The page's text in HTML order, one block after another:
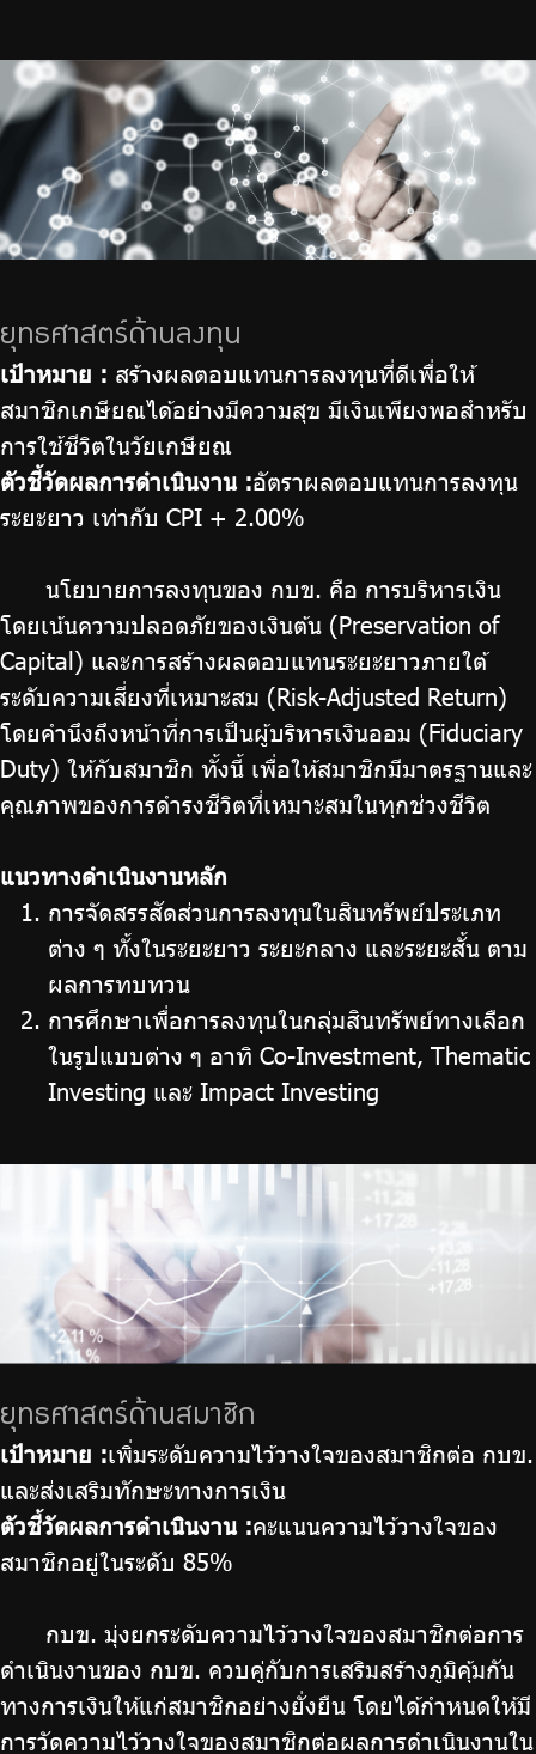
ยุทธศาสตร์ด้านลงทุน
เป้าหมาย : สร้างผลตอบแทนการลงทุนที่ดีเพื่อให้
สมาชิกเกษียณได้อย่างมีความสุข มีเงินเพียงพอสำหรับ
การใช้ชีวิตในวัยเกษียณ
ตัวชี้วัดผลการดำเนินงาน :อัตราผลตอบแทนการลงทุน
ระยะยาว เท่ากับ CPI + 2.00%
นโยบายการลงทุนของ กบข. คือ การบริหารเงิน
โดยเน้นความปลอดภัยของเงินต้น (Preservation of
Capital) และการสร้างผลตอบแทนระยะยาวภายใต้
ระดับความเสี่ยงที่เหมาะสม (Risk-Adjusted Return)
โดยคำนึงถึงหน้าที่การเป็นผู้บริหารเงินออม (Fiduciary
Duty) ให้กับสมาชิก ทั้งนี้ เพื่อให้สมาชิกมีมาตรฐานและ
คุณภาพของการดำรงชีวิตที่เหมาะสมในทุกช่วงชีวิต
แนวทางดำเนินงานหลัก
การจัดสรรสัดส่วนการลงทุนในสินทรัพย์ประเภท
ต่าง ๆ ทั้งในระยะยาว ระยะกลาง และระยะสั้น ตาม
ผลการทบทวน
การศึกษาเพื่อการลงทุนในกลุ่มสินทรัพย์ทางเลือก
ในรูปแบบต่าง ๆ อาทิ Co-Investment, Thematic
Investing และ Impact Investing
ยุทธศาสตร์ด้านสมาชิก
เป้าหมาย :เพิ่มระดับความไว้วางใจของสมาชิกต่อ กบข.
และส่งเสริมทักษะทางการเงิน
ตัวชี้วัดผลการดำเนินงาน :คะแนนความไว้วางใจของ
สมาชิกอยู่ในระดับ 85%
กบข. มุ่งยกระดับความไว้วางใจของสมาชิกต่อการ
ดำเนินงานของ กบข. ควบคู่กับการเสริมสร้างภูมิคุ้มกัน
ทางการเงินให้แก่สมาชิกอย่างยั่งยืน โดยได้กำหนดให้มี
การวัดความไว้วางใจของสมาชิกต่อผลการดำเนินงานใน